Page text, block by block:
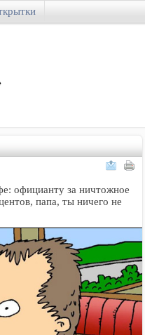
официанту за ничтожное
папа, ты ничего не